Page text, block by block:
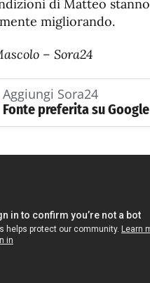
di Matteo stanno
migliorando.
– Sora24
Aggiungi Sora24
Fonte preferita su Google